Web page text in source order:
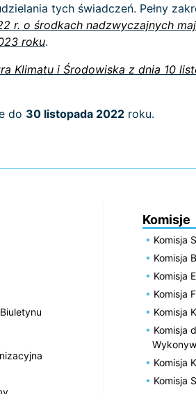
tych świadczeń. Pełny
r. o środkach nadzwyczajnych
roku.
Klimatu i Środowiska z dnia 10
do 30 listopada 2022 roku.
Komisje
Komisja
Komisja
Komisja
Komisja
Komisja
Komisja
Komisja
Komisja